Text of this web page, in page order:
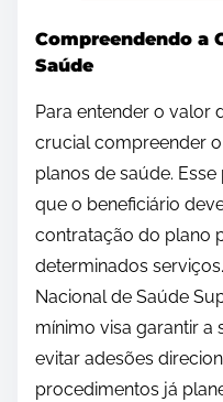
Compreendendo a
Saúde
Para entender o valor
crucial compreender
planos de saúde.
que o beneficiário
contratação do plano
determinados
Nacional de Saúde
mínimo visa garantir a
evitar adesões
procedimentos já